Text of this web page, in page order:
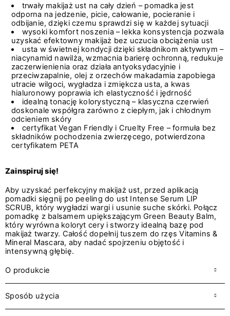
trwały makijaż ust na cały dzień – pomadka jest
odporna na jedzenie, picie, całowanie, pocieranie i
odbijanie, dzięki czemu sprawdzi się w każdej sytuacji
wysoki komfort noszenia – lekka konsystencja pozwala
uzyskać efektowny makijaż bez uczucia obciążenia ust
usta w świetnej kondycji dzięki składnikom aktywnym –
niacynamid nawilża, wzmacnia barierę ochronną, redukuje
zaczerwienienia oraz działa antyoksydacyjnie i
przeciwzapalnie, olej z orzechów makadamia zapobiega
utracie wilgoci, wygładza i zmiękcza usta, a kwas
hialuronowy poprawia ich elastyczność i jędrność
idealną tonację kolorystyczną – klasyczna czerwień
doskonale współgra zarówno z ciepłym, jak i chłodnym
odcieniem skóry
certyfikat Vegan Friendly i Cruelty Free – formuła bez
składników pochodzenia zwierzęcego, potwierdzona
certyfikatem PETA
Zainspiruj się!
Aby uzyskać perfekcyjny makijaż ust, przed aplikacją
pomadki sięgnij po peeling do ust Intense Serum LIP
SCRUB, który wygładzi wargi i usunie suche skórki. Połącz
pomadkę z balsamem upiększającym Green Beauty Balm,
który wyrówna koloryt cery i stworzy idealną bazę pod
makijaż twarzy. Całość dopełnij tuszem do rzęs Vitamins &
Mineral Mascara, aby nadać spojrzeniu objętość i
intensywną głębię.
O produkcie
Sposób użycia